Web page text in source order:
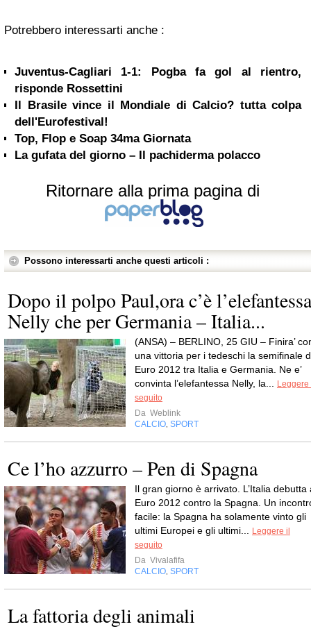
Potrebbero interessarti anche :
Juventus-Cagliari 1-1: Pogba fa gol al rientro,
risponde Rossettini
Il Brasile vince il Mondiale di Calcio? tutta colpa
dell'Eurofestival!
Top, Flop e Soap 34ma Giornata
La gufata del giorno – Il pachiderma polacco
Ritornare alla prima pagina di
Possono interessarti anche questi articoli :
Dopo il polpo Paul,ora c’è l’elefantessa
Nelly che per Germania – Italia...
(ANSA) – BERLINO, 25 GIU – Finira’
una vittoria per i tedeschi la semifinale
Euro 2012 tra Italia e Germania. Ne e’
convinta l’elefantessa Nelly, la...
Leggere
seguito
Da Weblink
CALCIO SPORT
Ce l’ho azzurro – Pen di Spagna
Il gran giorno è arrivato. L’Italia debutta
Euro 2012 contro la Spagna. Un
facile: la Spagna ha solamente vinto gli
ultimi Europei e gli ultimi...
Leggere il
seguito
Da Vivalafifa
CALCIO SPORT
La fattoria degli animali